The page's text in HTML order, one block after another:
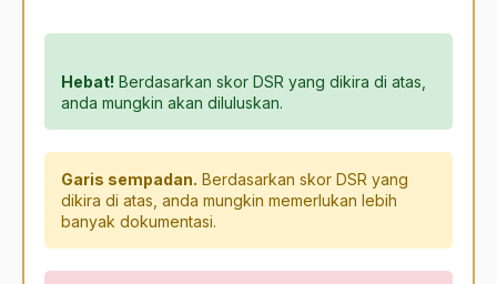
Hebat! Berdasarkan skor DSR yang dikira di atas,
anda mungkin akan diluluskan.
Garis sempadan. Berdasarkan skor DSR yang
dikira di atas, anda mungkin memerlukan lebih
banyak dokumentasi.